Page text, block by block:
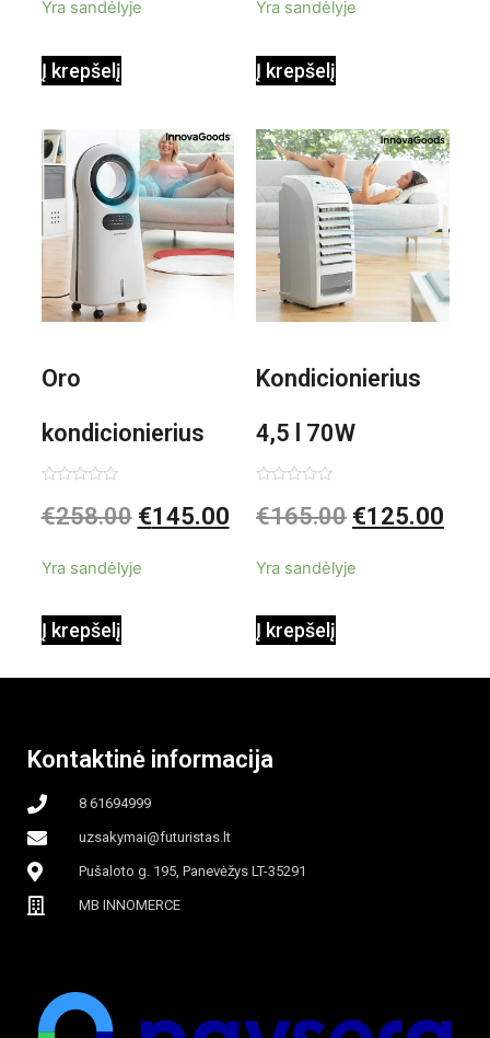
0,35 L 3 Bar
1000W
Yra sandėlyje
Į krepšelį
Shiatsu
Yra sandėlyje
Į krepšelį
Oro
kondicionierius
Evareer
garinamasis,
apšvietimas
0
iš
€258.00 €145.00
Yra sandėlyje
Į krepšelį
Kondicionierius
4,5 l 70W
nešiojamas,
0
iš
€165.00 €125.00
Yra sandėlyje
Į krepšelį
Kontaktinė informacija
8 61694999
uzsakymai@futuristas.lt
Pušaloto g. 195, Panevėžys LT-35291
MB INNOMERCE